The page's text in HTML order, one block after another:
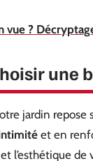
vue ?
une
jardin repose
et en
l’esthétique